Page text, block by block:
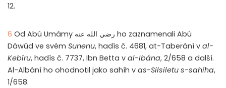
12.
6 Od Abú Umámy رضي الله عنه ho zaznamenali Abú
Dáwúd ve svém Sunenu, hadís č. 4681, at-Taberání v al-
Kebíru, hadís č. 7737, Ibn Betta v al-Ibána, 2/658 a další.
Al-Albání ho ohodnotil jako sahíh v as-Silsiletu s-sahíha,
1/658.